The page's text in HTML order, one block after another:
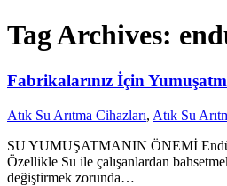
Tag Archives:
Fabrikalarınız İçin
Atık Su Arıtma Cihazları, Atık Su
SU YUMUŞATMANIN ÖNEMİ
Özellikle Su ile çalışanlardan
değiştirmek zorunda…